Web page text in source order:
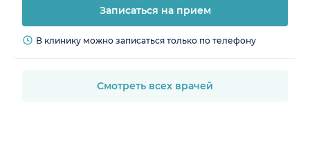
Записаться на прием
В клинику можно записаться только по телефону
Смотреть всех врачей